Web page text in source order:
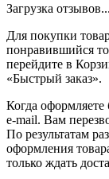
Загрузка отзывов...
Для покупки
понравившийся
перейдите в
«Быстрый заказ».
Когда
e-mail. Вам
По результатам
оформления
только ждать